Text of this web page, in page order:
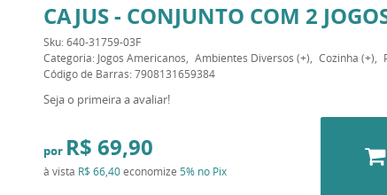
CAJUS - CONJUNTO COM 2
Sku:640-31759-03F
Categoria: Jogos Americanos Ambientes Diversos (+) Cozinha (+)
Código de Barras:7908131659384
Seja o primeira a avaliar!
por R$ 69,90
à vista R$ 66,40economize 5% no Pix